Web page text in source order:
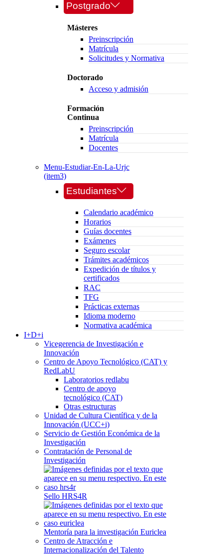
Postgrado
Másteres
Preinscripción
Matrícula
Solicitudes y Normativa
Doctorado
Acceso y admisión
Formación
Continua
Preinscripción
Matrícula
Docentes
Menu-Estudiar-En-La-Urjc
(item3)
Estudiantes
Calendario académico
Horarios
Guías docentes
Exámenes
Seguro escolar
Trámites académicos
Expedición de títulos y
certificados
RAC
TFG
Prácticas externas
Idioma moderno
Normativa académica
I+D+i
Vicegerencia de Investigación e
Innovación
Centro de Apoyo Tecnológico (CAT) y
RedLabU
Laboratorios redlabu
Centro de apoyo
tecnológico (CAT)
Otras estructuras
Unidad de Cultura Científica y de la
Innovación (UCC+i)
Servicio de Gestión Económica de la
Investigación
Contratación de Personal de
Investigación
Sello HRS4R
Mentoría para la investigación Euriclea
Centro de Atracción e
Internacionalización del Talento